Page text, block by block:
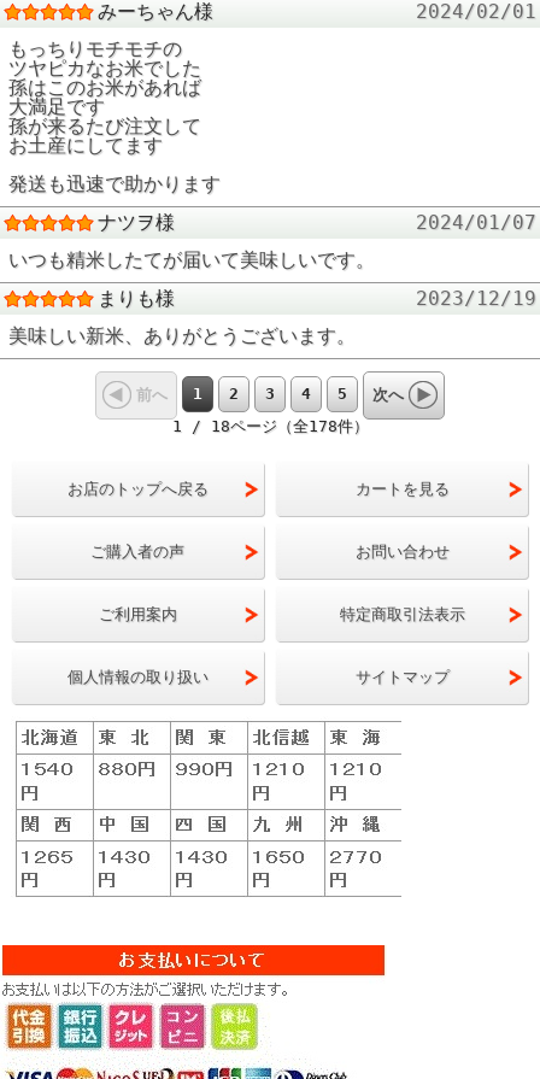
みーちゃん様
2024/02/01
もっちりモチモチの
ツヤピカなお米でした
孫はこのお米があれば
大満足です
孫が来るたび注文して
お土産にしてます
発送も迅速で助かります
ナツヲ様
2024/01/07
いつも精米したてが届いて美味しいです。
まりも様
2023/12/19
美味しい新米、ありがとうございます。
前へ 1 2 3 4 5
次へ
1 / 18ページ（全178件）
お店のトップへ戻る カートを見る
ご購入者の声 お問い合わせ
ご利用案内 特定商取引法表示
個人情報の取り扱い サイトマップ